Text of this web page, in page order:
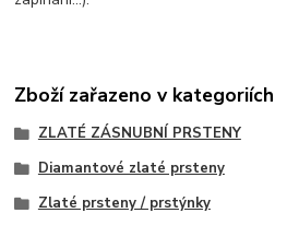
Zboží zařazeno v kategoriích
ZLATÉ ZÁSNUBNÍ PRSTENY
Diamantové zlaté prsteny
Zlaté prsteny / prstýnky